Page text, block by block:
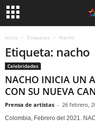
Inicio Etiquetas Nacho
Etiqueta: nacho
Celebridades
NACHO INICIA UN
CON SU NUEVA
Prensa de artistas - 26 febrero,
Colombia, Febrero del 2021.